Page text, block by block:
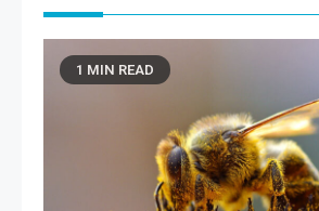
1 MIN READ